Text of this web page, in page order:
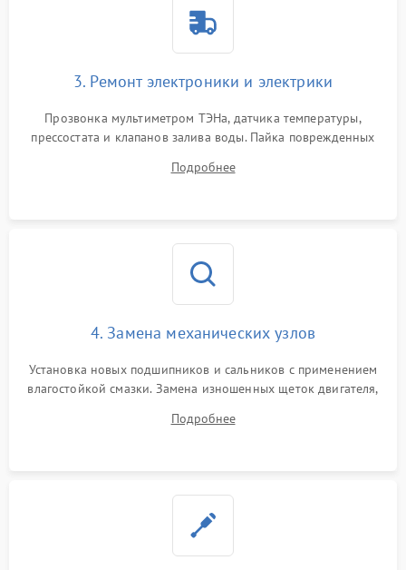
3. Ремонт электроники и электрики
Прозвонка мультиметром ТЭНа, датчика температуры,
прессостата и клапанов залива воды. Пайка поврежденных
Восстановление целостности проводки и контактов.
Подробнее
4. Замена механических узлов
Установка новых подшипников и сальников с применением
влагостойкой смазки. Замена изношенных щеток двигателя,
или поврежденной резиновой манжеты.
Подробнее